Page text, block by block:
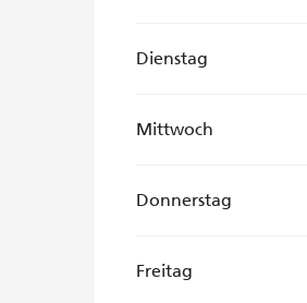
Dienstag
Mittwoch
Donnerstag
Freitag